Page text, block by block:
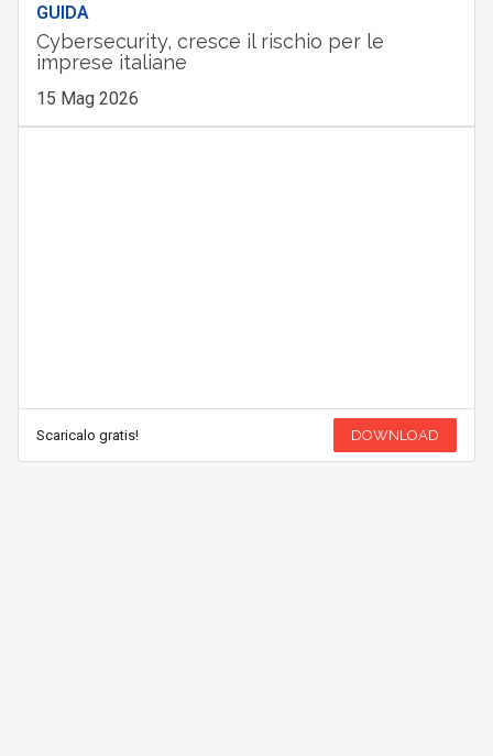
GUIDA
Cybersecurity, cresce il rischio per le
imprese italiane
15 Mag 2026
Scaricalo gratis! DOWNLOAD